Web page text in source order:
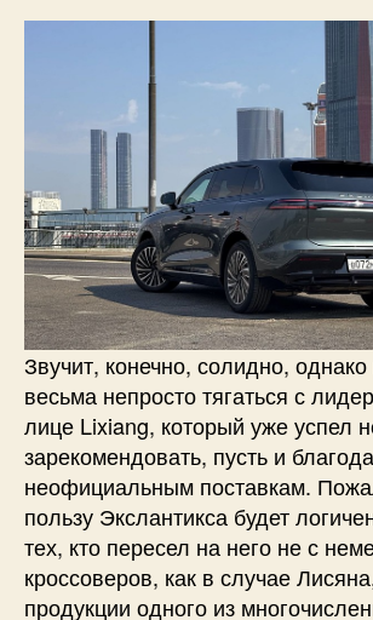
Звучит, конечно, солидно, однако
весьма непросто тягаться с
лице Lixiang, который уже успел
зарекомендовать, пусть и
неофициальным поставкам.
пользу Экслантикса будет
тех, кто пересел на него не с
кроссоверов, как в случае
продукции одного из